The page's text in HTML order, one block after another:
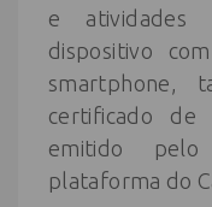
e
dispositivo
smartphone,
certificado de
emitido
plataforma do